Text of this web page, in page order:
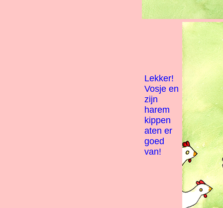
Lekker!
Vosje en
zijn
harem
kippen
aten er
goed
van!